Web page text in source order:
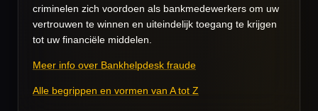
criminelen zich voordoen als bankmedewerkers om uw
vertrouwen te winnen en uiteindelijk toegang te krijgen
tot uw financiële middelen.
Meer info over Bankhelpdesk fraude
Alle begrippen en vormen van A tot Z